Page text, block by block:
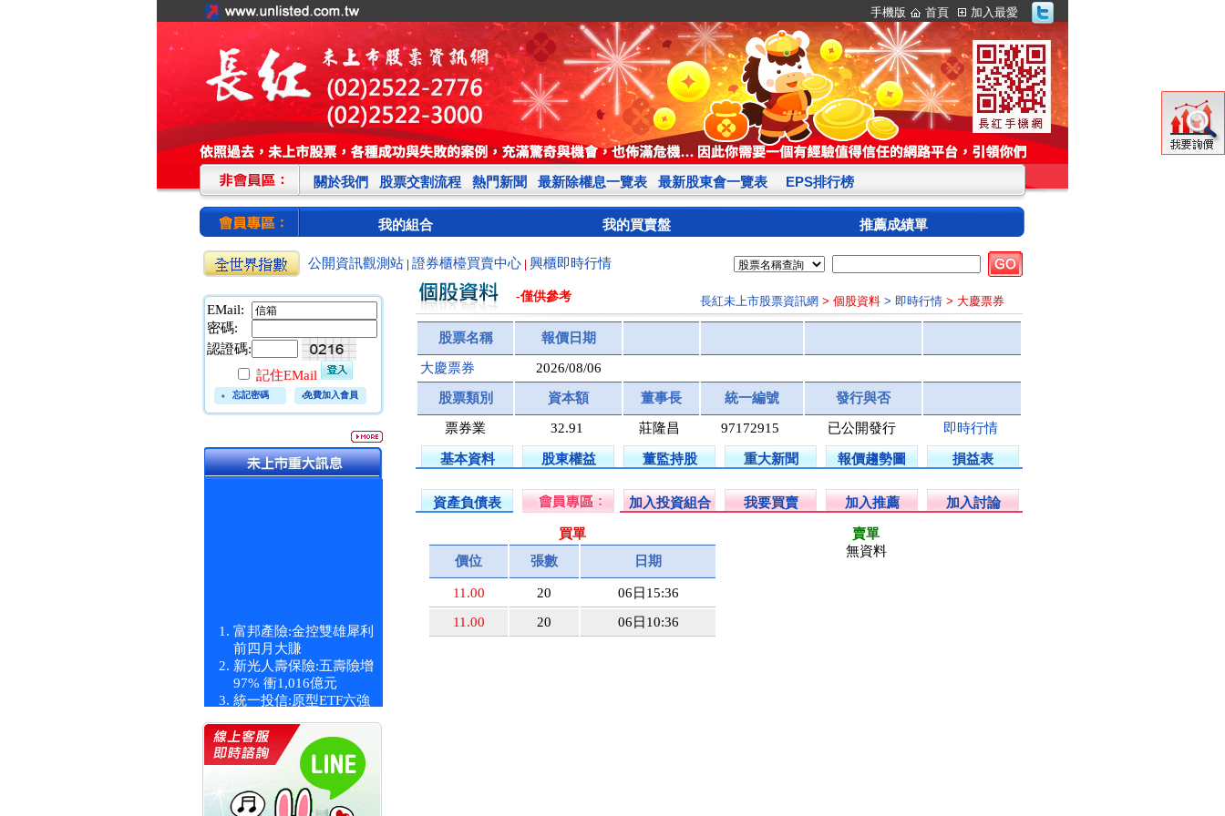
手機版 首頁 加入最愛
關於我們 股票交割流程 熱門新聞 最新除權息一覽表 最新股東會一覽表 EPS排行榜
我的組合 我的買賣盤 推薦成績單
公開資訊觀測站 證券櫃檯買賣中心 興櫃即時行情
EMail:
密碼:
認證碼:
記住EMail
忘記密碼 免費加入會員
富邦產險:金控雙雄犀利
前四月大賺
新光人壽保險:五壽險增
97% 衝1,016億元
統一投信:原型ETF六強
漲逾九成
統一投信:主動式ETF溢
價 被盯上
新光人壽保險:新壽Q1外
價金將達996億
宇辰系統科技:宇辰業績
-僅供參考 長紅未上市股票資訊網 > 個股資料 > 即時行情 > 大慶票券
股票名稱 報價日期
大慶票券 2026/08/06
股票類別 資本額 董事長 統一編號 發行與否
票券業 32.91 莊隆昌 97172915 已公開發行 即時行情
基本資料 股東權益 董監持股 重大新聞 報價趨勢圖 損益表
資產負債表 加入投資組合 我要買賣 加入推薦 加入討論
買單
價位
張數 日期
11.00 20
06日15:36
11.00
20 06日10:36
賣單
無資料